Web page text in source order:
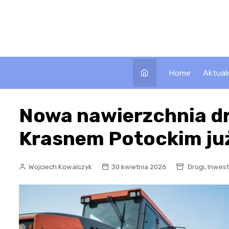
Home
Nowa nawierzchnia
Krasnem Potockim
Wojciech Kowalczyk 30 kwietnia 2026 Drogi,